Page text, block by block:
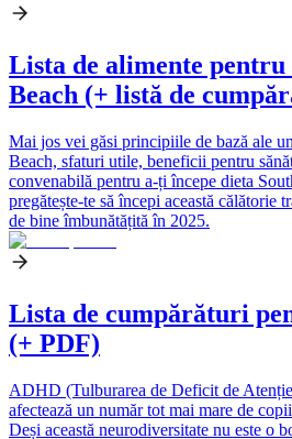
Lista de alimente pentru
Beach (+ listă de
Mai jos vei găsi principiile de bază ale
Beach, sfaturi utile, beneficii pentru
convenabilă pentru a-ți începe dieta
pregătește-te să începi această călătorie
de bine îmbunătățită în 2025.
Lista de cumpărături
(+ PDF)
ADHD (Tulburarea de Deficit de
afectează un număr tot mai mare de
Deși această neurodiversitate nu este o